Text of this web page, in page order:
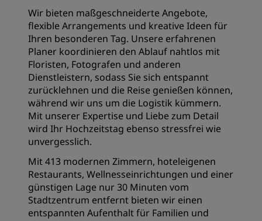
Wir bieten maßgeschneiderte Angebote,
flexible Arrangements und kreative Ideen für
Ihren besonderen Tag. Unsere erfahrenen
Planer koordinieren den Ablauf nahtlos mit
Floristen, Fotografen und anderen
Dienstleistern, sodass Sie sich entspannt
zurücklehnen und die Reise genießen können,
während wir uns um die Logistik kümmern.
Mit unserer Expertise und Liebe zum Detail
wird Ihr Hochzeitstag ebenso stressfrei wie
unvergesslich.
Mit 413 modernen Zimmern, hoteleigenen
Restaurants, Wellnesseinrichtungen und einer
günstigen Lage nur 30 Minuten vom
Stadtzentrum entfernt bieten wir einen
entspannten Aufenthalt für Familien und